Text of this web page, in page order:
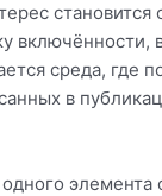
среда,
в